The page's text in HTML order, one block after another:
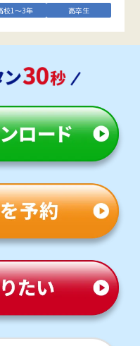
校1～3年 高卒生